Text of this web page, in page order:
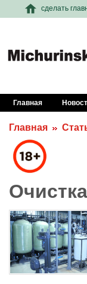
сделать
Главная
Главная